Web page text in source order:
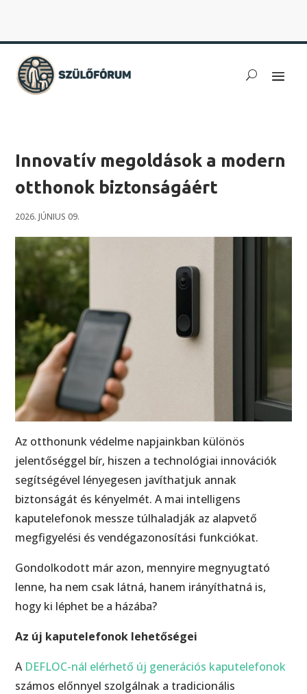
Innovatív megoldások a modern
otthonok biztonságáért
2026. JÚNIUS 09.
Az otthonunk védelme napjainkban különös
jelentőséggel bír, hiszen a technológiai innovációk
segítségével lényegesen javíthatjuk annak
biztonságát és kényelmét. A mai intelligens
kaputelefonok messze túlhaladják az alapvető
megfigyelési és vendégazonosítási funkciókat.
Gondolkodott már azon, mennyire megnyugtató
lenne, ha nem csak látná, hanem irányíthatná is,
hogy ki léphet be a házába?
Az új kaputelefonok lehetőségei
A DEFLOC-nál elérhető új generációs kaputelefonok
számos előnnyel szolgálnak a tradicionális